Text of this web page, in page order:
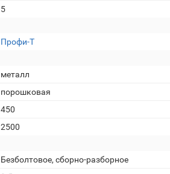
5
Профи-Т
металл
порошковая
450
2500
Безболтовое, сборно-разборное